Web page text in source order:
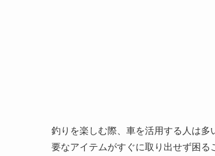
釣りを楽しむ際、車を活用する人は
要なアイテムがすぐに取り出せず困